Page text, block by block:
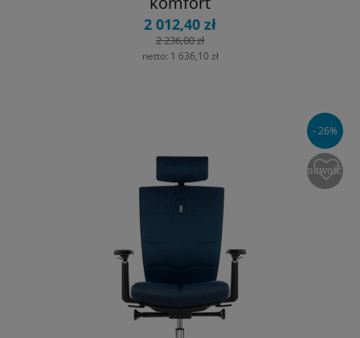
2 012,40 zł
2 236,00 zł
netto: 1 636,10 zł
- 26%